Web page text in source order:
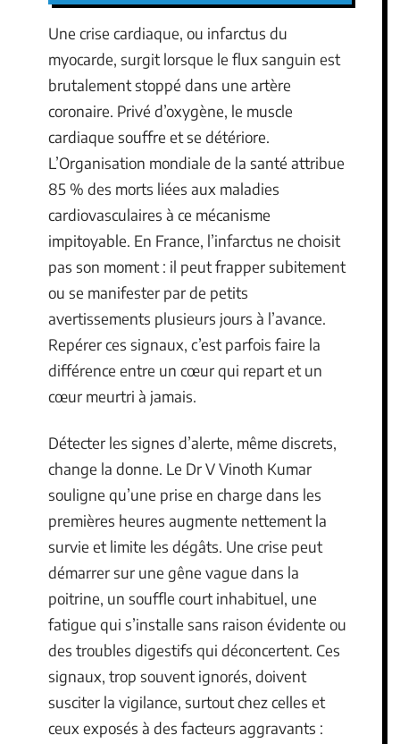
Une crise cardiaque, ou infarctus du
myocarde, surgit lorsque le flux sanguin est
brutalement stoppé dans une artère
coronaire. Privé d’oxygène, le muscle
cardiaque souffre et se détériore.
L’Organisation mondiale de la santé attribue
85 % des morts liées aux maladies
cardiovasculaires à ce mécanisme
impitoyable. En France, l’infarctus ne choisit
pas son moment : il peut frapper subitement
ou se manifester par de petits
avertissements plusieurs jours à l’avance.
Repérer ces signaux, c’est parfois faire la
différence entre un cœur qui repart et un
cœur meurtri à jamais.
Détecter les signes d’alerte, même discrets,
change la donne. Le Dr V Vinoth Kumar
souligne qu’une prise en charge dans les
premières heures augmente nettement la
survie et limite les dégâts. Une crise peut
démarrer sur une gêne vague dans la
poitrine, un souffle court inhabituel, une
fatigue qui s’installe sans raison évidente ou
des troubles digestifs qui déconcertent. Ces
signaux, trop souvent ignorés, doivent
susciter la vigilance, surtout chez celles et
ceux exposés à des facteurs aggravants :